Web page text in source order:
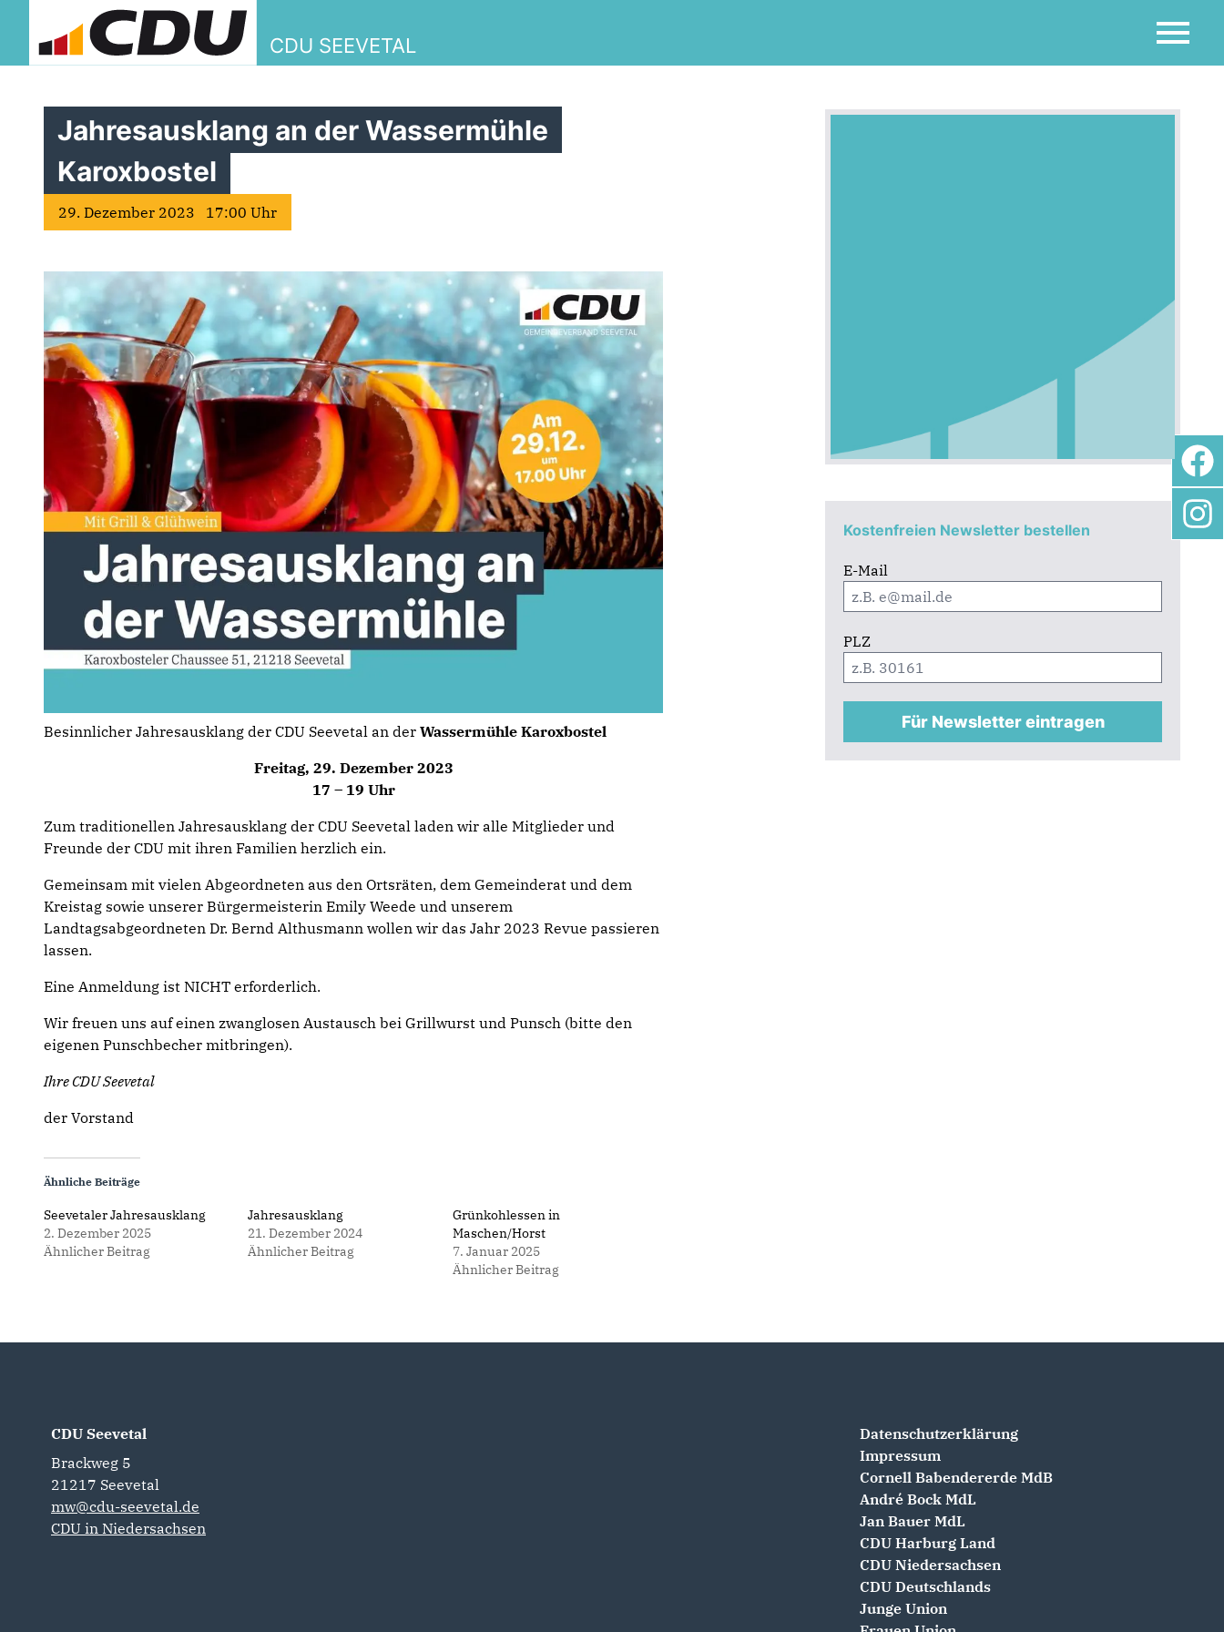
CDU SEEVETAL
Kostenfreien Newsletter bestellen
E-Mail
PLZ
Für Newsletter eintragen
Jahresausklang an der Wassermühle
Karoxbostel
29. Dezember 2023 17:00 Uhr
Besinnlicher Jahresausklang der CDU Seevetal an der Wassermühle Karoxbostel
Freitag, 29. Dezember 2023
17 – 19 Uhr
Zum traditionellen Jahresausklang der CDU Seevetal laden wir alle Mitglieder und
Freunde der CDU mit ihren Familien herzlich ein.
Gemeinsam mit vielen Abgeordneten aus den Ortsräten, dem Gemeinderat und dem
Kreistag sowie unserer Bürgermeisterin Emily Weede und unserem
Landtagsabgeordneten Dr. Bernd Althusmann wollen wir das Jahr 2023 Revue passieren
lassen.
Eine Anmeldung ist NICHT erforderlich.
Wir freuen uns auf einen zwanglosen Austausch bei Grillwurst und Punsch (bitte den
eigenen Punschbecher mitbringen).
Ihre CDU Seevetal
der Vorstand
Ähnliche Beiträge
Seevetaler Jahresausklang
2. Dezember 2025
Ähnlicher Beitrag
Jahresausklang
21. Dezember 2024
Ähnlicher Beitrag
Grünkohlessen in
Maschen/Horst
7. Januar 2025
Ähnlicher Beitrag
CDU Seevetal
Brackweg 5
21217 Seevetal
mw@cdu-seevetal.de
CDU in Niedersachsen
Datenschutzerklärung
Impressum
Cornell Babendererde MdB
André Bock MdL
Jan Bauer MdL
CDU Harburg Land
CDU Niedersachsen
CDU Deutschlands
Junge Union